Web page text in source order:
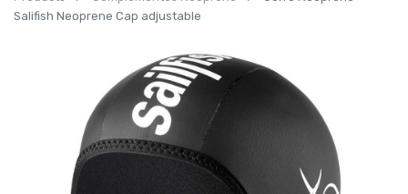
Salifish Neoprene Cap adjustable